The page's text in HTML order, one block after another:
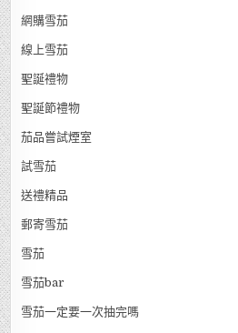
網購雪茄
線上雪茄
聖誕禮物
聖誕節禮物
茄品嘗試煙室
試雪茄
送禮精品
郵寄雪茄
雪茄
雪茄bar
雪茄一定要一次抽完嗎